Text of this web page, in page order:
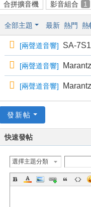
合拼擴音機 影音組合 1
全部主題 最新 熱門 熱
[兩聲道音響] SA-
[兩聲道音響]
[兩聲道音響]
發新帖
快速發帖
選擇主題分類